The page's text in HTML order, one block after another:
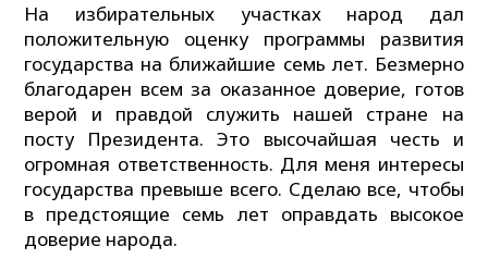
На избирательных участках народ дал
положительную оценку программы развития
государства на ближайшие семь лет. Безмерно
благодарен всем за оказанное доверие, готов
верой и правдой служить нашей стране на
посту Президента. Это высочайшая честь и
огромная ответственность. Для меня интересы
государства превыше всего. Сделаю все, чтобы
в предстоящие семь лет оправдать высокое
доверие народа.